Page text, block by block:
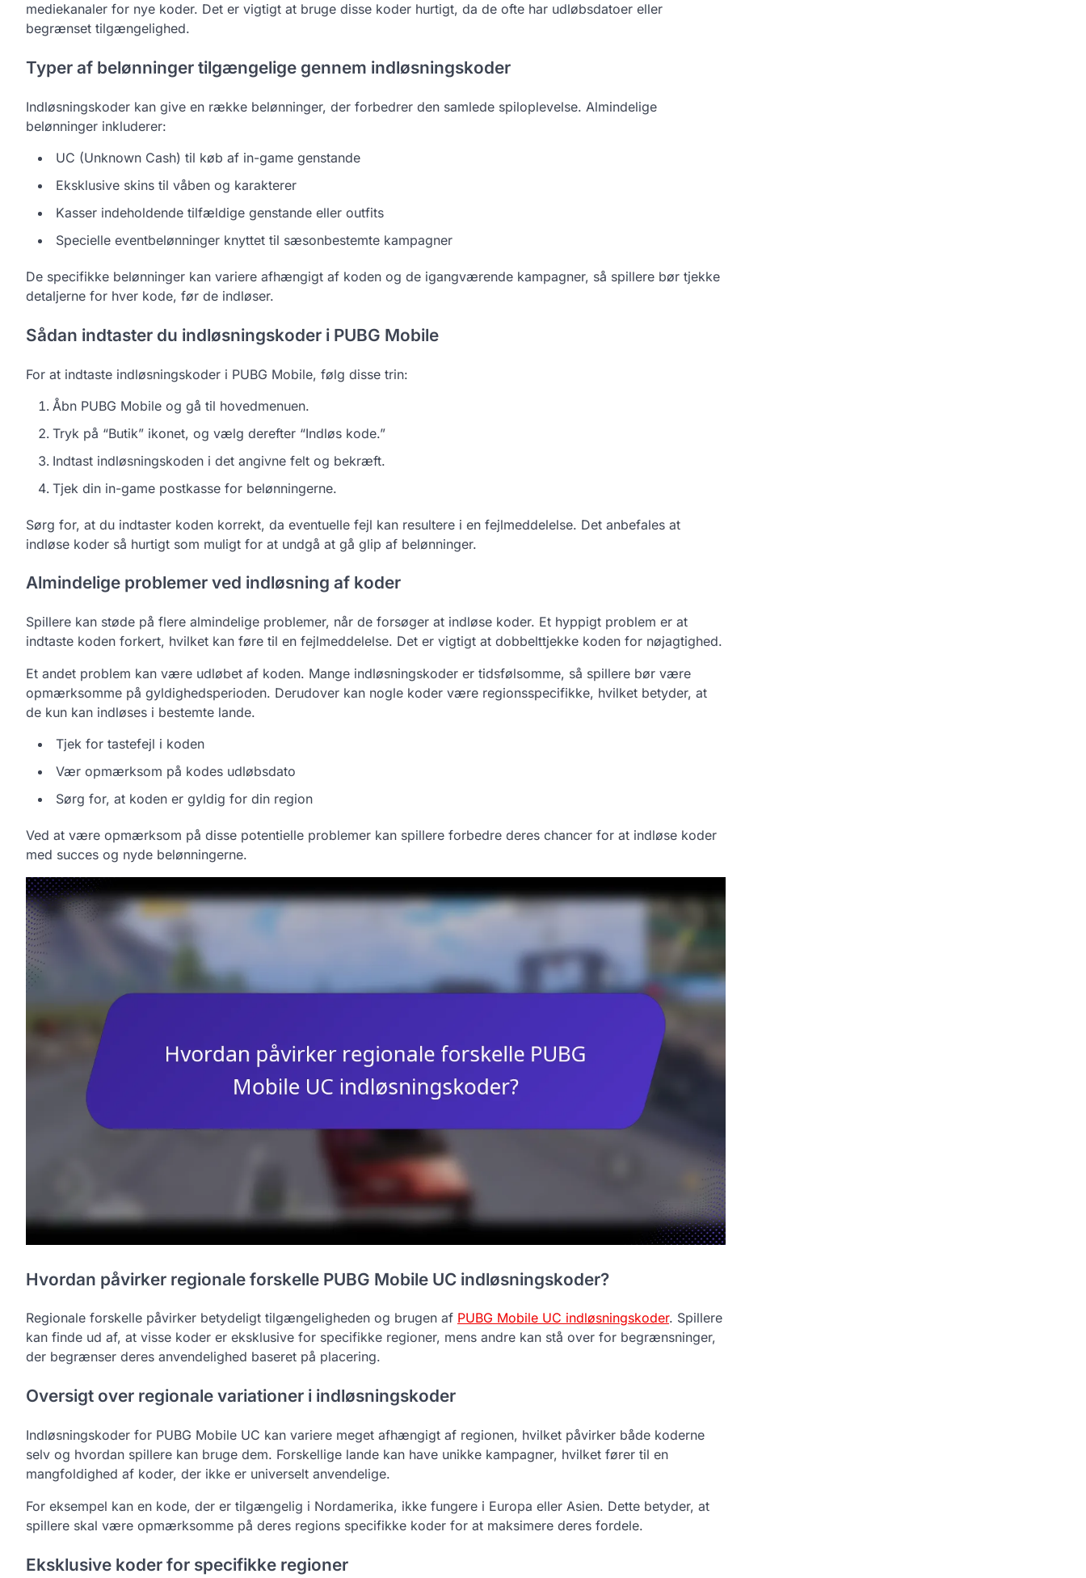
mediekanaler for nye koder. Det er vigtigt at bruge disse koder hurtigt, da de ofte har udløbsdatoer eller
begrænset tilgængelighed.
Typer af belønninger tilgængelige gennem indløsningskoder
Indløsningskoder kan give en række belønninger, der forbedrer den samlede spiloplevelse. Almindelige
belønninger inkluderer:
UC (Unknown Cash) til køb af in-game genstande
Eksklusive skins til våben og karakterer
Kasser indeholdende tilfældige genstande eller outfits
Specielle eventbelønninger knyttet til sæsonbestemte kampagner
De specifikke belønninger kan variere afhængigt af koden og de igangværende kampagner, så spillere bør tjekke
detaljerne for hver kode, før de indløser.
Sådan indtaster du indløsningskoder i PUBG Mobile
For at indtaste indløsningskoder i PUBG Mobile, følg disse trin:
Åbn PUBG Mobile og gå til hovedmenuen.
Tryk på “Butik” ikonet, og vælg derefter “Indløs kode.”
Indtast indløsningskoden i det angivne felt og bekræft.
Tjek din in-game postkasse for belønningerne.
Sørg for, at du indtaster koden korrekt, da eventuelle fejl kan resultere i en fejlmeddelelse. Det anbefales at
indløse koder så hurtigt som muligt for at undgå at gå glip af belønninger.
Almindelige problemer ved indløsning af koder
Spillere kan støde på flere almindelige problemer, når de forsøger at indløse koder. Et hyppigt problem er at
indtaste koden forkert, hvilket kan føre til en fejlmeddelelse. Det er vigtigt at dobbelttjekke koden for nøjagtighed.
Et andet problem kan være udløbet af koden. Mange indløsningskoder er tidsfølsomme, så spillere bør være
opmærksomme på gyldighedsperioden. Derudover kan nogle koder være regionsspecifikke, hvilket betyder, at
de kun kan indløses i bestemte lande.
Tjek for tastefejl i koden
Vær opmærksom på kodes udløbsdato
Sørg for, at koden er gyldig for din region
Ved at være opmærksom på disse potentielle problemer kan spillere forbedre deres chancer for at indløse koder
med succes og nyde belønningerne.
Hvordan påvirker regionale forskelle PUBG Mobile UC indløsningskoder?
Regionale forskelle påvirker betydeligt tilgængeligheden og brugen af PUBG Mobile UC indløsningskoder. Spillere
kan finde ud af, at visse koder er eksklusive for specifikke regioner, mens andre kan stå over for begrænsninger,
der begrænser deres anvendelighed baseret på placering.
Oversigt over regionale variationer i indløsningskoder
Indløsningskoder for PUBG Mobile UC kan variere meget afhængigt af regionen, hvilket påvirker både koderne
selv og hvordan spillere kan bruge dem. Forskellige lande kan have unikke kampagner, hvilket fører til en
mangfoldighed af koder, der ikke er universelt anvendelige.
For eksempel kan en kode, der er tilgængelig i Nordamerika, ikke fungere i Europa eller Asien. Dette betyder, at
spillere skal være opmærksomme på deres regions specifikke koder for at maksimere deres fordele.
Eksklusive koder for specifikke regioner